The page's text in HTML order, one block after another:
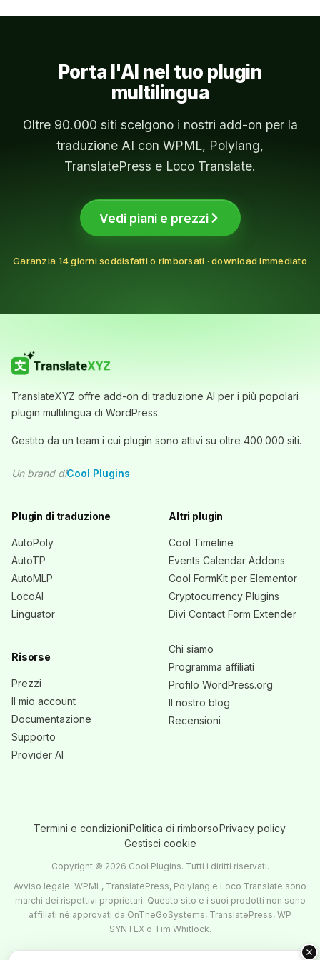
offriamo ancora, contattaci — le richieste
popolari hanno priorità nelle prossime release.
Porta l'AI nel tuo plugin
multilingua
Oltre 90.000 siti scelgono i nostri add-on per la
traduzione AI con WPML, Polylang,
TranslatePress e Loco Translate.
Vedi piani e prezzi
Garanzia 14 giorni soddisfatti o rimborsati · download immediato
TranslateXYZ offre add-on di traduzione AI per i più popolari
plugin multilingua di WordPress.
Gestito da un team i cui plugin sono attivi su oltre 400.000 siti.
Un brand diCool Plugins
Plugin di traduzione
AutoPoly
AutoTP
AutoMLP
LocoAI
Linguator
Altri plugin
Cool Timeline
Events Calendar Addons
Cool FormKit per Elementor
Cryptocurrency Plugins
Divi Contact Form Extender
Risorse
Prezzi
Il mio account
Documentazione
Supporto
Provider AI
Chi siamo
Programma affiliati
Profilo WordPress.org
Il nostro blog
Recensioni
Termini e condizioniPolitica di rimborsoPrivacy policy
Gestisci cookie
Copyright © 2026 Cool Plugins. Tutti i diritti riservati.
Avviso legale: WPML, TranslatePress, Polylang e Loco Translate sono
marchi dei rispettivi proprietari. Questo sito e i suoi prodotti non sono
affiliati né approvati da OnTheGoSystems, TranslatePress, WP
SYNTEX o Tim Whitlock.